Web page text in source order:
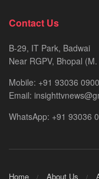
Contact Us
B-29, IT Park, Badwai
Near RGPV, Bhopal
Mobile: +91 93036
Email:
WhatsApp: +91 93036
Home About Us